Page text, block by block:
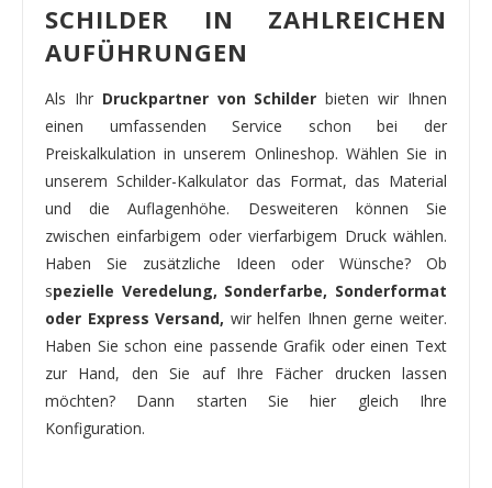
SCHILDER IN ZAHLREICHEN
AUFÜHRUNGEN
Als Ihr Druckpartner von Schilderbieten wir Ihnen
einen umfassenden Service schon bei der
Preiskalkulation in unserem Onlineshop. Wählen Sie in
unserem Schilder-Kalkulator das Format, das Material
und die Auflagenhöhe. Desweiteren können Sie
zwischen einfarbigem oder vierfarbigem Druck wählen.
Haben Sie zusätzliche Ideen oder Wünsche? Ob
spezielle Veredelung, Sonderfarbe, Sonderformat
oder Express Versand, wir helfen Ihnen gerne weiter.
Haben Sie schon eine passende Grafik oder einen Text
zur Hand, den Sie auf Ihre Fächer drucken lassen
möchten? Dann starten Sie hier gleich Ihre
Konfiguration.